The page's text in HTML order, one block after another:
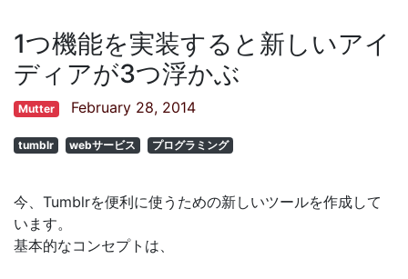
1つ機能を実装すると新しいアイ
ディアが3つ浮かぶ
Mutter February 28, 2014
tumblr webサービス プログラミング
今、Tumblrを便利に使うための新しいツールを作成して
います。
基本的なコンセプトは、